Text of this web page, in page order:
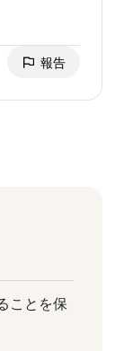
報告
ことを保